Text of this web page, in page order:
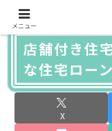
店舗付き住
な住宅ロー
X
メニュー